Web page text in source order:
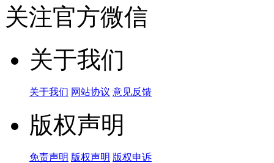
关注官方微信
关于我们
关于我们 网站协议 意见反馈
版权声明
免责声明 版权声明 版权申诉